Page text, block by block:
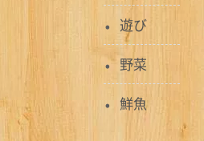
遊び
野菜
鮮魚